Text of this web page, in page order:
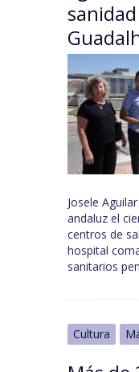
Josele
andaluz el
centros de
hospital
sanitarios
Cultura